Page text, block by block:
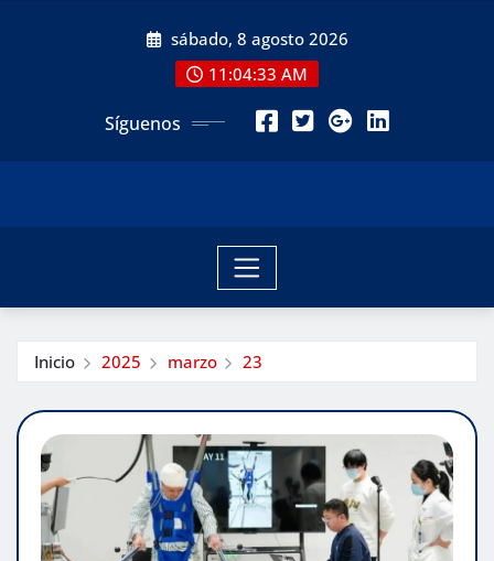
sábado, 8 agosto 2026
11:04:34 AM
Síguenos
Inicio 2025 marzo 23